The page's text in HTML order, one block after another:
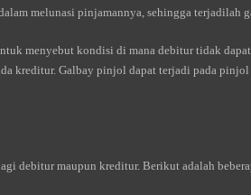
melunasi pinjamannya, sehingga terjadilah
menyebut kondisi di mana debitur tidak
kreditur. Galbay pinjol dapat terjadi pada
debitur maupun kreditur. Berikut adalah